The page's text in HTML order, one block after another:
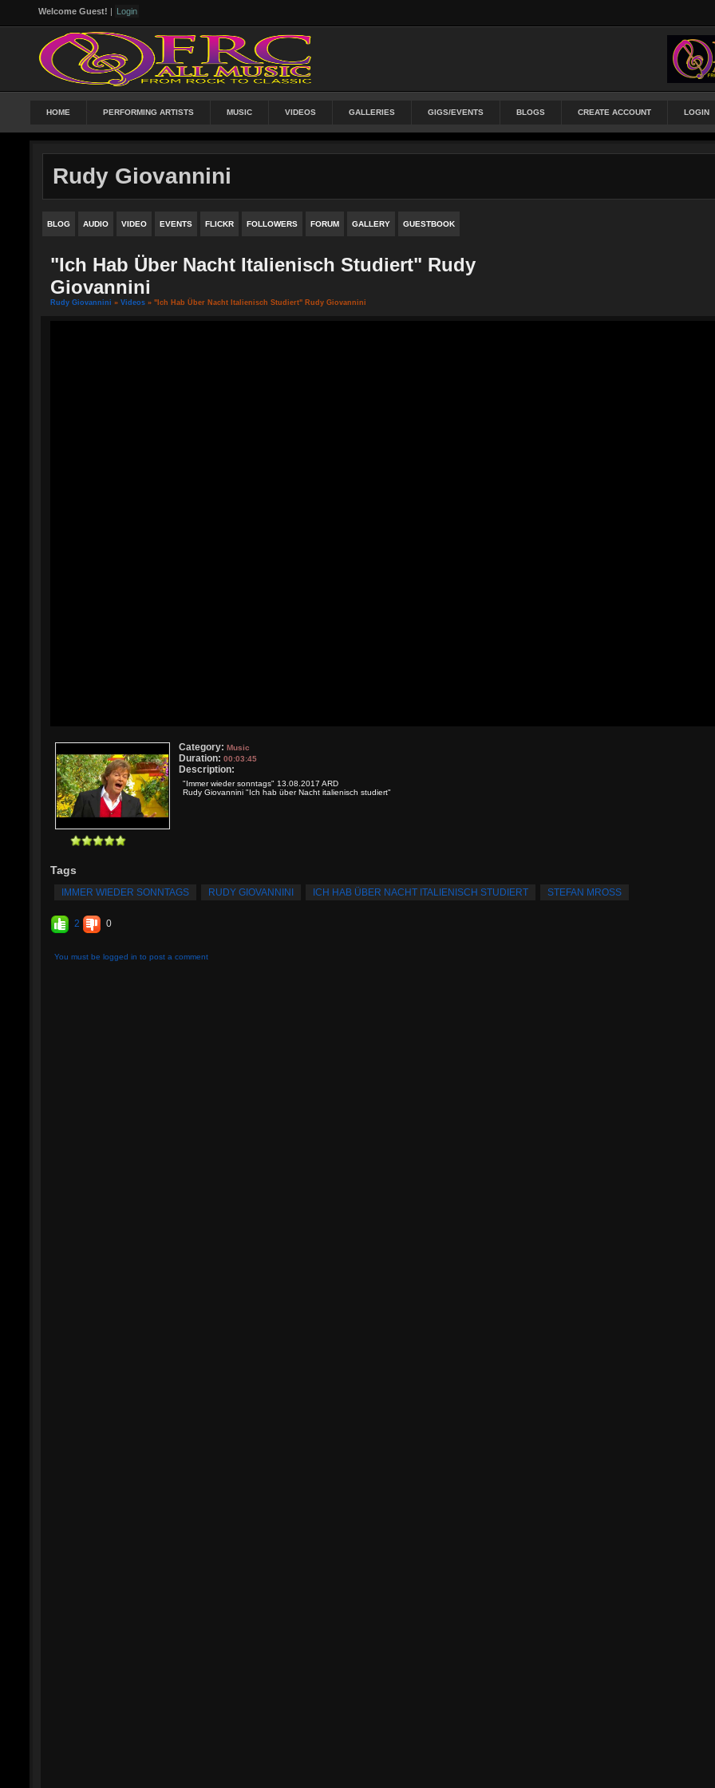
Welcome Guest! | Login
HOME PERFORMING ARTISTS MUSIC VIDEOS GALLERIES GIGS/EVENTS BLOGS CREATE ACCOUNT LOGIN
Rudy Giovannini
BLOG AUDIO VIDEO EVENTS FLICKR FOLLOWERS FORUM GALLERY GUESTBOOK
"Ich Hab Über Nacht Italienisch Studiert" Rudy
Giovannini
Rudy Giovannini » Videos » "Ich Hab Über Nacht Italienisch Studiert" Rudy Giovannini
Category: Music
Duration: 00:03:45
Description:
"Immer wieder sonntags" 13.08.2017 ARD
Rudy Giovannini "Ich hab über Nacht italienisch studiert"
Tags
IMMER WIEDER SONNTAGS RUDY GIOVANNINI ICH HAB ÜBER NACHT ITALIENISCH STUDIERT STEFAN MROSS
2 0
You must be logged in to post a comment